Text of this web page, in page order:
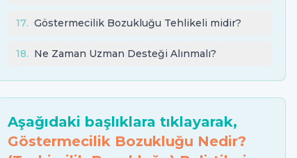
17. Göstermecilik Bozukluğu Tehlikeli midir?
18. Ne Zaman Uzman Desteği Alınmalı?
Aşağıdaki başlıklara tıklayarak,
Göstermecilik Bozukluğu Nedir?